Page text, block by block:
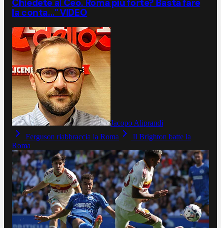
Chiedete al Ceo. Roma più forte? Basta fare
la conta..." VIDEO
Jacopo Aliprandi
Ferguson riabbraccia la Roma
Il Brighton batte la
Roma